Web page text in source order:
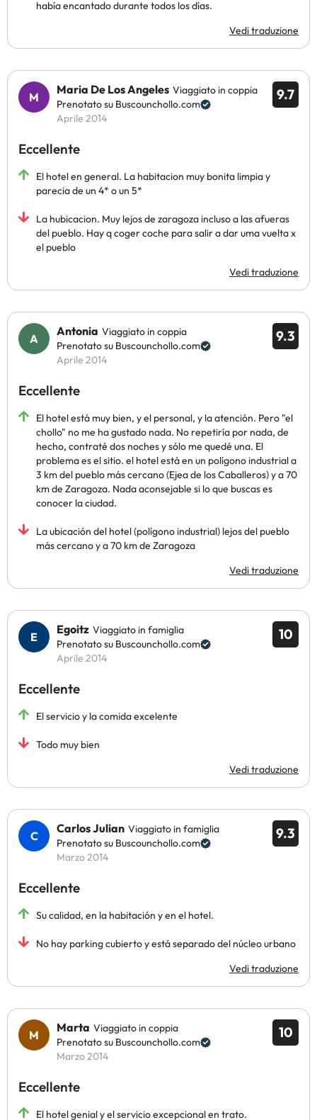
había encantado durante todos los días.
Vedi traduzione
9.7
Maria De Los Angeles Viaggiato in coppia
Prenotato su Buscounchollo.com
Aprile 2014
Eccellente
El hotel en general. La habitacion muy bonita limpia y
parecia de un 4* o un 5*
La hubicacion. Muy lejos de zaragoza incluso a las afueras
del pueblo. Hay q coger coche para salir a dar uma vuelta x
el pueblo
Vedi traduzione
9.3
Antonia Viaggiato in coppia
Prenotato su Buscounchollo.com
Aprile 2014
Eccellente
El hotel está muy bien, y el personal, y la atención. Pero "el
chollo" no me ha gustado nada. No repetiría por nada, de
hecho, contraté dos noches y sólo me quedé una. El
problema es el sitio. el hotel está en un polígono industrial a
3 km del pueblo más cercano (Ejea de los Caballeros) y a 70
km de Zaragoza. Nada aconsejable si lo que buscas es
conocer la ciudad.
La ubicación del hotel (polígono industrial) lejos del pueblo
más cercano y a 70 km de Zaragoza
Vedi traduzione
10
Egoitz Viaggiato in famiglia
Prenotato su Buscounchollo.com
Aprile 2014
Eccellente
El servicio y la comida excelente
Todo muy bien
Vedi traduzione
9.3
Carlos Julian Viaggiato in famiglia
Prenotato su Buscounchollo.com
Marzo 2014
Eccellente
Su calidad, en la habitación y en el hotel.
No hay parking cubierto y está separado del núcleo urbano
Vedi traduzione
10
Marta Viaggiato in coppia
Prenotato su Buscounchollo.com
Marzo 2014
Eccellente
El hotel genial y el servicio excepcional en trato.